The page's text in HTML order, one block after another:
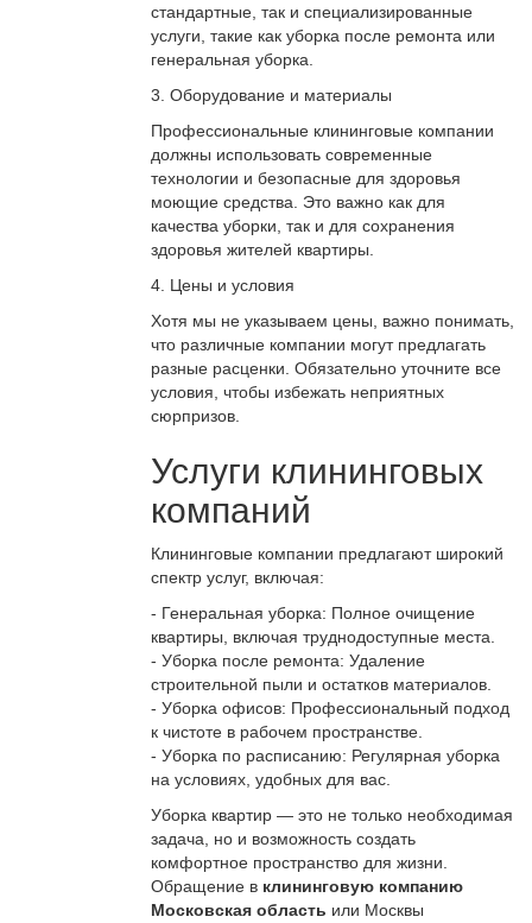
стандартные, так и специализированные
услуги, такие как уборка после ремонта или
генеральная уборка.
3. Оборудование и материалы
Профессиональные клининговые компании
должны использовать современные
технологии и безопасные для здоровья
моющие средства. Это важно как для
качества уборки, так и для сохранения
здоровья жителей квартиры.
4. Цены и условия
Хотя мы не указываем цены, важно понимать,
что различные компании могут предлагать
разные расценки. Обязательно уточните все
условия, чтобы избежать неприятных
сюрпризов.
Услуги клининговых
компаний
Клининговые компании предлагают широкий
спектр услуг, включая:
- Генеральная уборка: Полное очищение
квартиры, включая труднодоступные места.
- Уборка после ремонта: Удаление
строительной пыли и остатков материалов.
- Уборка офисов: Профессиональный подход
к чистоте в рабочем пространстве.
- Уборка по расписанию: Регулярная уборка
на условиях, удобных для вас.
Уборка квартир — это не только необходимая
задача, но и возможность создать
комфортное пространство для жизни.
Обращение в клининговую компанию
Московская область или Москвы